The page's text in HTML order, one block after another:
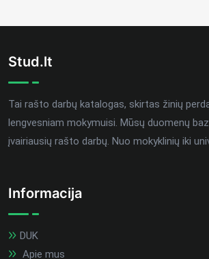
Stud.lt
Tai rašto darbų katalogas, skirtas žinių
lengvesniam mokymuisi. Mūsų duomenų
įvairiausių rašto darbų. Nuo mokyklinių iki
Informacija
DUK
Apie mus